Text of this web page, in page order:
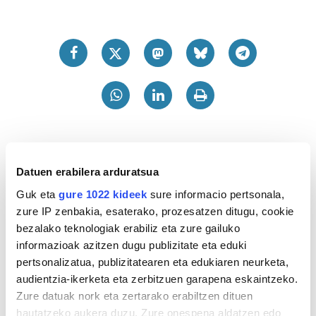
Datuen erabilera arduratsua
Guk eta gure 1022 kideek sure informacio pertsonala,
zure IP zenbakia, esaterako, prozesatzen ditugu, cookie
bezalako teknologiak erabiliz eta zure gailuko
informazioak azitzen dugu publizitate eta eduki
pertsonalizatua, publizitatearen eta edukiaren neurketa,
audientzia-ikerketa eta zerbitzuen garapena eskaintzeko.
Zure datuak nork eta zertarako erabiltzen dituen
hautatzeko aukera duzu. Zure onespena aldatzen edo